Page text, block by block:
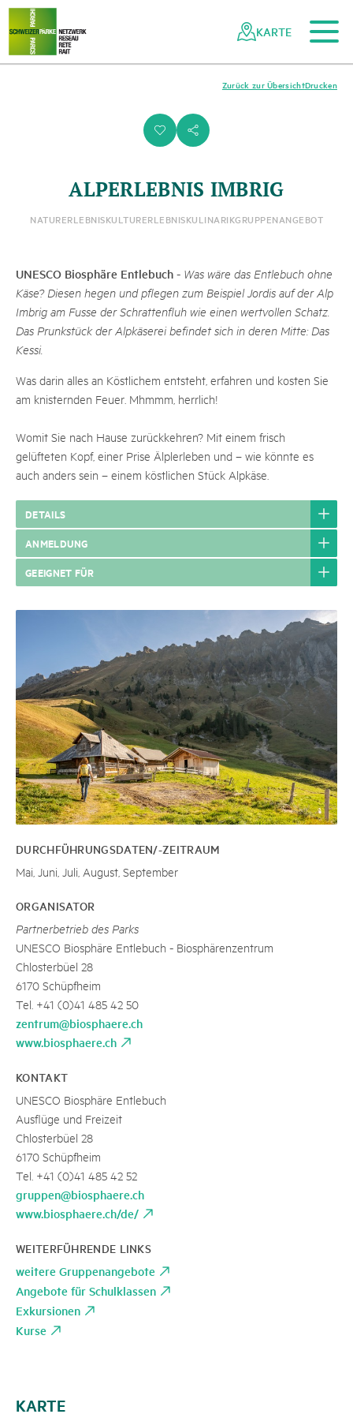
Navigieren
Netzwerk
Schweizer
Schnellnavigation
Zum Hauptinhalt
Zur mobilen Navigation
Zur Suche
Zum Fussbereich
Zur Sitemap
KARTE
i s
Drucken
Zurück zur Übersicht
ALPERLEBNIS IMBRIG
NATURERLEBNISKULTURERLEBNISKULINARIKGRUPPENANGEBOT
UNESCO Biosphäre Entlebuch - Was wäre das Entlebuch ohne
Käse? Diesen hegen und pflegen zum Beispiel Jordis auf der Alp
Imbrig am Fusse der Schrattenfluh wie einen wertvollen Schatz.
Das Prunkstück der Alpkäserei befindet sich in deren Mitte: Das
Kessi.
Was darin alles an Köstlichem entsteht, erfahren und kosten Sie
am knisternden Feuer. Mhmmm, herrlich!
Womit Sie nach Hause zurückkehren? Mit einem frisch
gelüfteten Kopf, einer Prise Älplerleben und – wie könnte es
auch anders sein – einem köstlichen Stück Alpkäse.
DETAILS
ANMELDUNG
GEEIGNET FÜR
DURCHFÜHRUNGSDATEN/-ZEITRAUM
Mai, Juni, Juli, August, September
ORGANISATOR
Partnerbetrieb des Parks
UNESCO Biosphäre Entlebuch - Biosphärenzentrum
Chlosterbüel 28
6170 Schüpfheim
Tel. +41 (0)41 485 42 50
zentrum@biosphaere.ch
www.biosphaere.ch
KONTAKT
UNESCO Biosphäre Entlebuch
Ausflüge und Freizeit
Chlosterbüel 28
6170 Schüpfheim
Tel. +41 (0)41 485 42 52
gruppen@biosphaere.ch
www.biosphaere.ch/de/
WEITERFÜHRENDE LINKS
weitere Gruppenangebote
Angebote für Schulklassen
Exkursionen
Kurse
KARTE